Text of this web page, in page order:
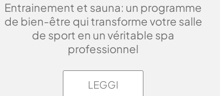
Entrainement et sauna: un programme
de bien-être qui transforme votre salle
de sport en un véritable spa
professionnel
LEGGI